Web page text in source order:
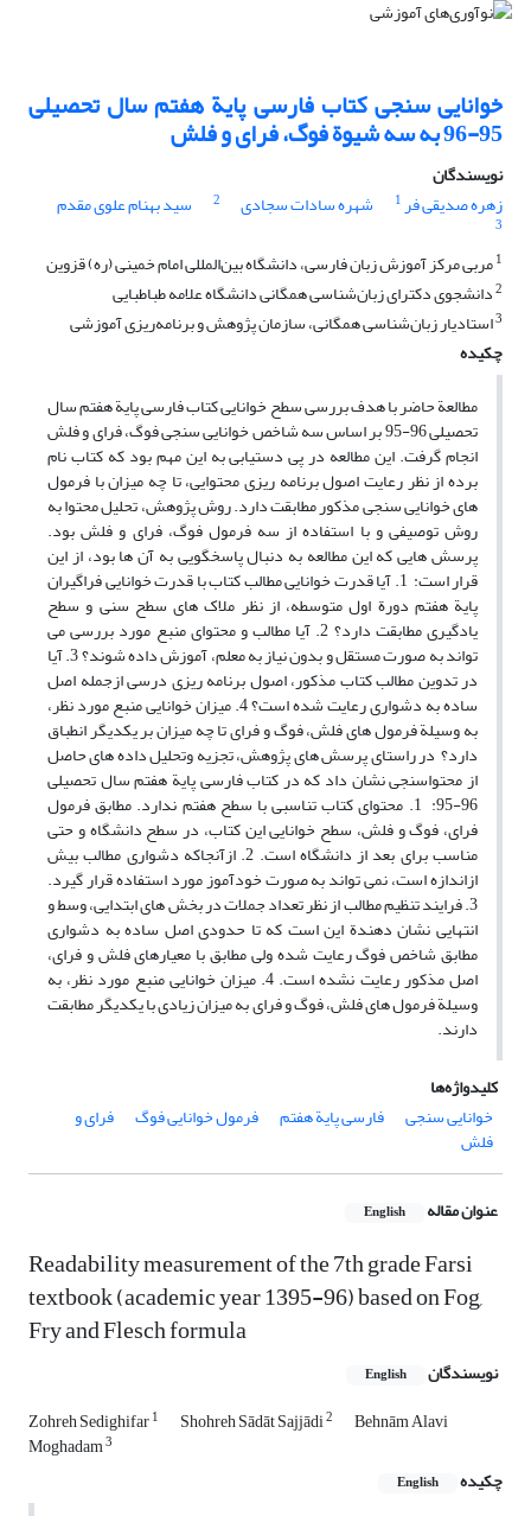
خوانایی سنجی کتاب فارسی پایة هفتم سال تحصیلی
95-96 به سه شیوة فوگ، فرای و فلش
نویسندگان
زهره صدیقی فر1 شهره سادات سجادی 2 سید بهنام علوی مقدم
3
1مربی مرکز آموزش زبان فارسی، دانشگاه بین‌المللی امام خمینی (ره) قزوین
2دانشجوی دکترای زبان‌شناسی همگانی دانشگاه علامه طباطبایی
3استادیار زبان‌شناسی همگانی، سازمان پژوهش و برنامه‌ریزی آموزشی
چکیده
مطالعة حاضر با هدف بررسی سطح خوانایی کتاب فارسی پایة هفتم سال
تحصیلی 96-95 بر اساس سه شاخص خوانایی سنجی فوگ، فرای و فلش
انجام گرفت. این مطالعه در پی دستیابی به این مهم بود که کتاب نام
برده از نظر رعایت اصول برنامه ریزی محتوایی، تا چه میزان با فرمول
های خوانایی سنجی مذکور مطابقت دارد. روش پژوهش، تحلیل محتوا به
روش توصیفی و با استفاده از سه فرمول فوگ، فرای و فلش بود.
پرسش هایی که این مطالعه به دنبال پاسخگویی به آن ها بود، از این
قرار است: 1. آیا قدرت خوانایی مطالب کتاب با قدرت خوانایی فراگیران
پایة هفتم دورة اول متوسطه، از نظر ملاک های سطح سنی و سطح
یادگیری مطابقت دارد؟ 2. آیا مطالب و محتوای منبع مورد بررسی می
تواند به صورت مستقل و بدون نیاز به معلم، آموزش داده شوند؟ 3. آیا
در تدوین مطالب کتاب مذکور، اصول برنامه ریزی درسی ازجمله اصل
ساده به دشواری رعایت شده است؟ 4. میزان خوانایی منبع مورد نظر،
به وسیلة فرمول های فلش، فوگ و فرای تا چه میزان بر یکدیگر انطباق
دارد؟ در راستای پرسش های پژوهش، تجزیه وتحلیل داده های حاصل
از محتواسنجی نشان داد که در کتاب فارسی پایة هفتم سال تحصیلی
96-95: 1. محتوای کتاب تناسبی با سطح هفتم ندارد. مطابق فرمول
فرای، فوگ و فلش، سطح خوانایی این کتاب، در سطح دانشگاه و حتی
مناسب برای بعد از دانشگاه است. 2. ازآنجاکه دشواری مطالب بیش
ازاندازه است، نمی تواند به صورت خودآموز مورد استفاده قرار گیرد.
3. فرایند تنظیم مطالب از نظر تعداد جملات در بخش های ابتدایی، وسط و
انتهایی نشان دهندة این است که تا حدودی اصل ساده به دشواری
مطابق شاخص فوگ رعایت شده ولی مطابق با معیارهای فلش و فرای،
اصل مذکور رعایت نشده است. 4. میزان خوانایی منبع مورد نظر، به
وسیلة فرمول های فلش، فوگ و فرای به میزان زیادی با یکدیگر مطابقت
دارند.
کلیدواژه‌ها
خوانایی سنجی
فارسی پایة هفتم فرمول خوانایی فوگ فرای و
فلش
عنوان مقاله English
Readability measurement of the 7th grade Farsi
textbook (academic year 1395-96) based on Fog,
Fry and Flesch formula
نویسندگان English
Zohreh Sedighifar1 Shohreh Sādāt Sajjādi2 Behnām Alavi
Moghadam3
چکیده English